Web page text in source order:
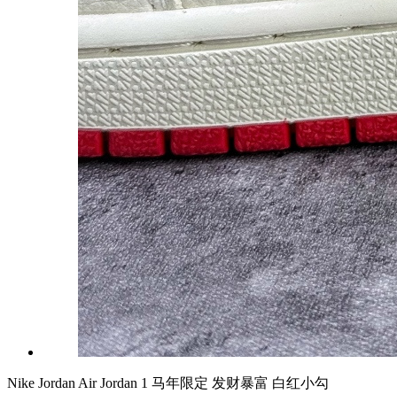
Nike Jordan Air Jordan 1 马年限定 发财暴富 白红小勾